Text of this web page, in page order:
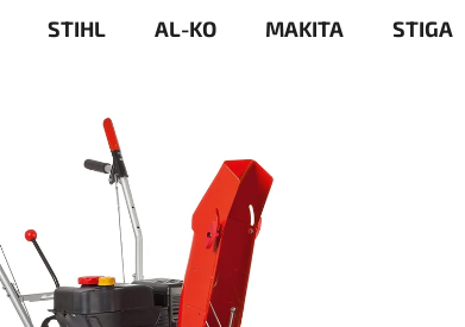
STIHL AL-KO MAKITA STIGA